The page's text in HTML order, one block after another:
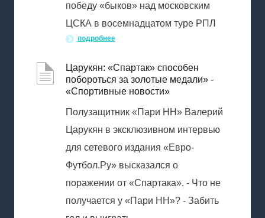
победу «быков» над московским
ЦСКА в восемнадцатом туре РПЛ
подробнее
Царукян: «Спартак» способен
побороться за золотые медали» -
«Спортивные новости»
Полузащитник «Пари НН» Валерий
Царукян в эксклюзивном интервью
для сетевого издания «Евро-
Футбол.Ру» высказался о
поражении от «Спартака». - Что не
получается у «Пари НН»? - Забить